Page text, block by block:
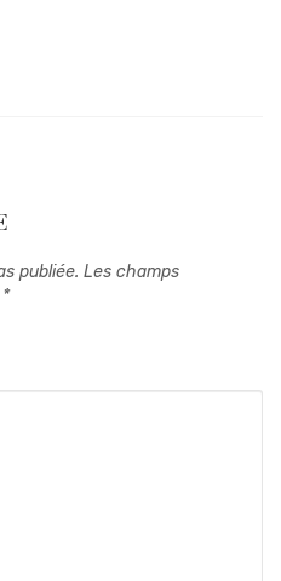
publiée. Les champs
*